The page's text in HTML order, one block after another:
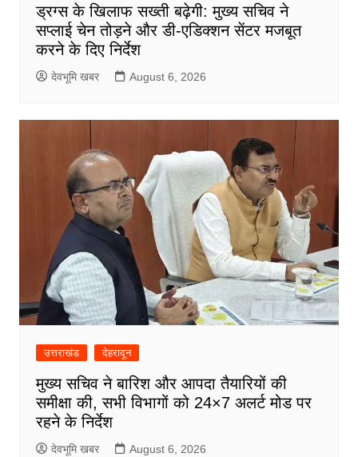
ड्रग्स के खिलाफ सख्ती बढ़ेगी: मुख्य सचिव ने
सप्लाई चेन तोड़ने और डी-एडिक्शन सेंटर मजबूत
करने के दिए निर्देश
देवभूमि खबर August 6, 2026
उत्तराखंड देहरादून
मुख्य सचिव ने बारिश और आपदा तैयारियों की
समीक्षा की, सभी विभागों को 24×7 अलर्ट मोड पर
रहने के निर्देश
देवभूमि खबर August 6, 2026